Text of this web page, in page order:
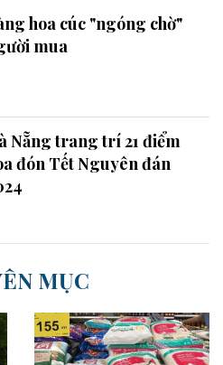
hoa cúc "ngóng chờ"
mua
Nẵng trang trí 21 điểm
đón Tết Nguyên đán
MỤC